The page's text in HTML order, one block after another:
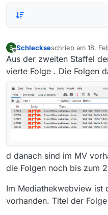
S
Offline
Schleckseschrieb am 18.
zuletzt editiert
Aus der zweiten Staffel
vierte Folge . Die Folgen
d danach sind im MV
die Folgen noch bis zum
Im Mediathekwebview ist
vorhanden. Titel der Folge